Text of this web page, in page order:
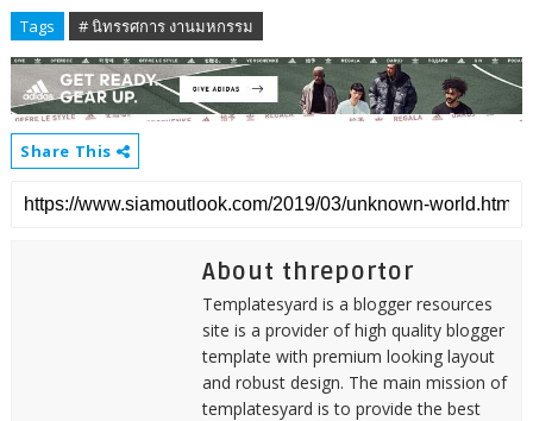
Tags # นิทรรศการ งานมหกรรม
Share This
About threportor
Templatesyard is a blogger resources
site is a provider of high quality blogger
template with premium looking layout
and robust design. The main mission of
templatesyard is to provide the best